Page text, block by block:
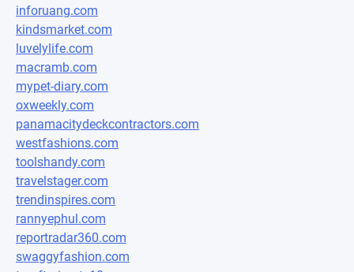
inforuang.com
kindsmarket.com
luvelylife.com
macramb.com
mypet-diary.com
oxweekly.com
panamacitydeckcontractors.com
westfashions.com
toolshandy.com
travelstager.com
trendinspires.com
rannyephul.com
reportradar360.com
swaggyfashion.com